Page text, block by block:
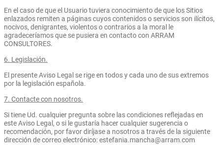
En el caso de que el Usuario tuviera conocimiento de que los Sitios
enlazados remiten a páginas cuyos contenidos o servicios son ilícitos,
nocivos, denigrantes, violentos o contrarios a la moral le
agradeceríamos que se pusiera en contacto con ARRAM
CONSULTORES.
6. Legislación.
El presente Aviso Legal se rige en todos y cada uno de sus extremos
por la legislación española.
7. Contacte con nosotros.
Si tiene Ud. cualquier pregunta sobre las condiciones reflejadas en
este Aviso Legal, o si le gustaría hacer cualquier sugerencia o
recomendación, por favor diríjase a nosotros a través de la siguiente
dirección de correo electrónico: estefania.mancha@arram.com